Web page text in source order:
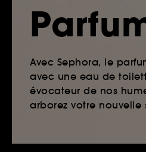
Avec Sephora, le
avec une eau de
évocateur de nos
arborez votre nouvelle